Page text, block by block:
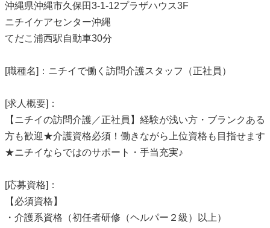
沖縄県沖縄市久保田3-1-12プラザハウス3F
ニチイケアセンター沖縄
てだこ浦西駅自動車30分
[職種名]：ニチイで働く訪問介護スタッフ（正社員）
[求人概要]：
【ニチイの訪問介護／正社員】経験が浅い方・ブランクある
方も歓迎★介護資格必須！働きながら上位資格も目指せます
★ニチイならではのサポート・手当充実♪
[応募資格]：
【必須資格】
・介護系資格（初任者研修（ヘルパー２級）以上）